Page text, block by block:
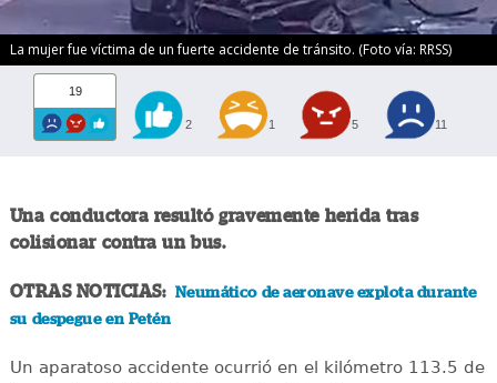
La mujer fue víctima de un fuerte accidente de tránsito. (Foto vía: RRSS)
19
2 1 5 11
Una conductora resultó gravemente herida tras
colisionar contra un bus.
OTRAS NOTICIAS: Neumático de aeronave explota durante
su despegue en Petén
Un aparatoso accidente ocurrió en el kilómetro 113.5 de